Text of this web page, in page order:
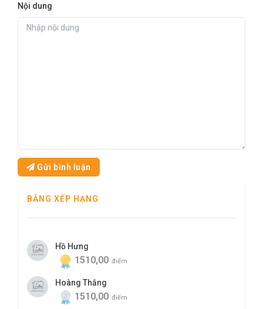
Nội dung
Gửi bình luận
BẢNG XẾP HẠNG
Hồ Hưng
1510,00 điểm
Hoàng Thắng
1510,00 điểm